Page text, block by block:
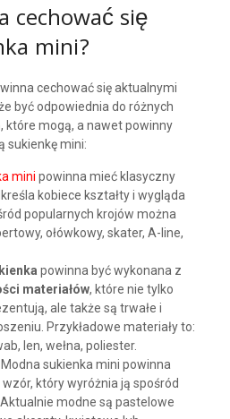
cechować się
mini?
cechować się aktualnymi
być odpowiednia do różnych
które mogą, a nawet powinny
sukienkę mini:
mini powinna mieć klasyczny
kobiece kształty i wygląda
popularnych krojów można
ołówkowy, skater, A-line,
powinna być wykonana z
materiałów, które nie tylko
ale także są trwałe i
Przykładowe materiały to:
len, wełna, poliester.
sukienka mini powinna
który wyróżnia ją spośród
modne są pastelowe